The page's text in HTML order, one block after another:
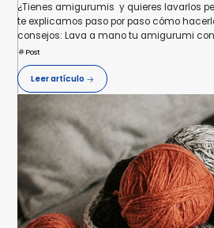
¿Tienes amigurumis y quieres lavarlos
te explicamos paso por paso cómo
consejos: Lava a mano tu amigurumi
Post
Leer artículo